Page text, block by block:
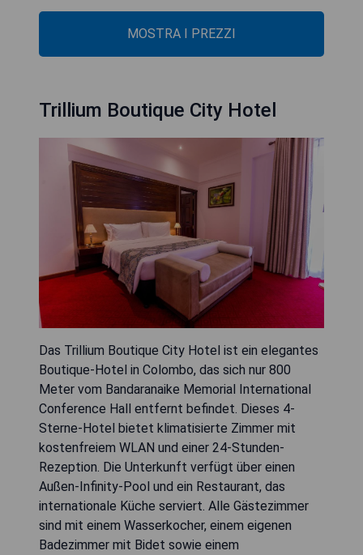
MOSTRA I PREZZI
Trillium Boutique City Hotel
Das Trillium Boutique City Hotel ist ein elegantes
Boutique-Hotel in Colombo, das sich nur 800
Meter vom Bandaranaike Memorial International
Conference Hall entfernt befindet. Dieses 4-
Sterne-Hotel bietet klimatisierte Zimmer mit
kostenfreiem WLAN und einer 24-Stunden-
Rezeption. Die Unterkunft verfügt über einen
Außen-Infinity-Pool und ein Restaurant, das
internationale Küche serviert. Alle Gästezimmer
sind mit einem Wasserkocher, einem eigenen
Badezimmer mit Bidet sowie einem